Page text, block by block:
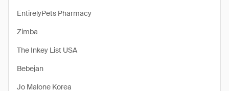
EntirelyPets Pharmacy
Zimba
The Inkey List USA
Bebejan
Jo Malone Korea